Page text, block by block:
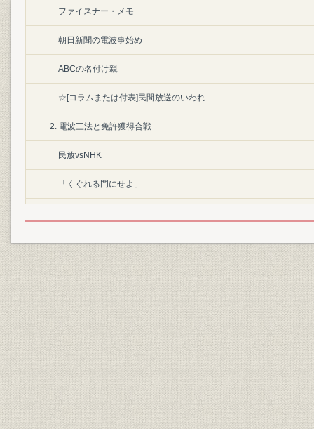
ファイスナー・メモ
朝日新聞の電波事始め
ABCの名付け親
☆[コラムまたは付表]民間放送のいわれ
2. 電波三法と免許獲得合戦
民放vsNHK
「くぐれる門にせよ」
朝日と毎日のせめぎあい
3. 朝日対毎日
わずか半月で会社づくり
聴聞会“大阪春の陣”
民放16社に初の予備免許
4. 手探りの開局準備
骨はひろうてやる